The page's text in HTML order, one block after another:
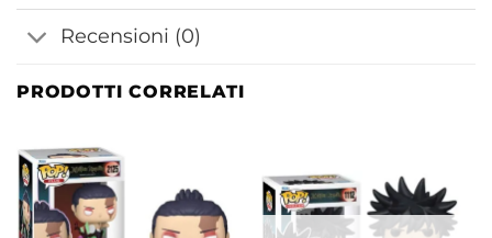
Recensioni (0)
PRODOTTI CORRELATI